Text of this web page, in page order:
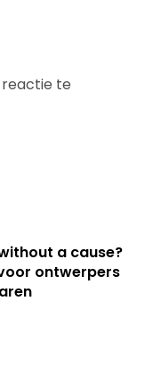
te
a cause?
ontwerpers